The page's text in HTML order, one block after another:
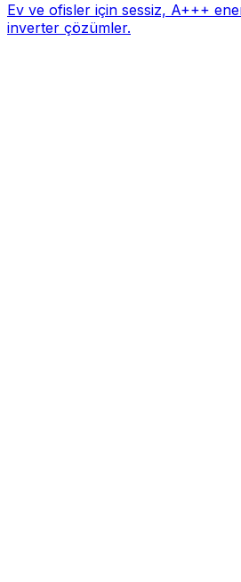
Ev ve ofisler için sessiz, A+++
inverter çözümler.